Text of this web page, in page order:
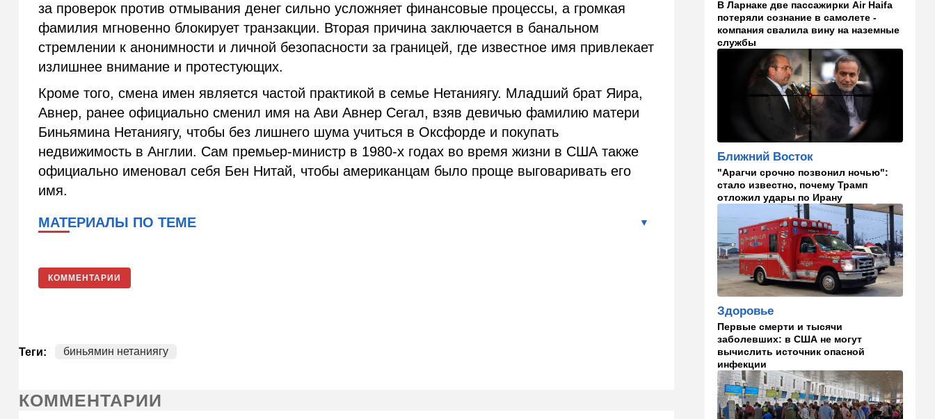
за проверок против отмывания денег сильно усложняет финансовые процессы, а громкая
фамилия мгновенно блокирует транзакции. Вторая причина заключается в банальном
стремлении к анонимности и личной безопасности за границей, где известное имя привлекает
излишнее внимание и протестующих.
Кроме того, смена имен является частой практикой в семье Нетаниягу. Младший брат Яира,
Авнер, ранее официально сменил имя на Ави Авнер Сегал, взяв девичью фамилию матери
Биньямина Нетаниягу, чтобы без лишнего шума учиться в Оксфорде и покупать
недвижимость в Англии. Сам премьер-министр в 1980-х годах во время жизни в США также
официально именовал себя Бен Нитай, чтобы американцам было проще выговаривать его
имя.
МАТЕРИАЛЫ ПО ТЕМЕ
КОММЕНТАРИИ
Теги: биньямин нетаниягу
КОММЕНТАРИИ
17:47 Израиль
На маленьком плоту: отдых
на Кинерете едва не
закончился трагедией
Израиль
Отставить панику: в Тель-
Авиве все спокойно
16:46 Ближний Восток
Человек-невидимка: в
высших эшелонах власти
Ирана поползли тревожные
слухи
16:20 Общество
Помогите найти: пропала
Мария из Димоны
15:45 Ближний Восток
В противовес Израилю и
Ирану: три мусульманские
страны объединились в
"исламский НАТО"
15:25 Общество
"Общие культурные коды":
русские дети вместе с
палестинскими строят
В Ларнаке две пассажирки Air Haifa
потеряли сознание в самолете -
компания свалила вину на наземные
службы
Ближний Восток
"Арагчи срочно позвонил ночью":
стало известно, почему Трамп
отложил удары по Ирану
Здоровье
Первые смерти и тысячи
заболевших: в США не могут
вычислить источник опасной
инфекции